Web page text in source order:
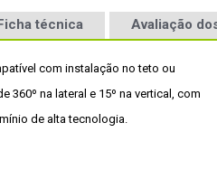
técnica Avaliação
com instalação no teto ou
360º na lateral e 15º na vertical, com
de alta tecnologia.